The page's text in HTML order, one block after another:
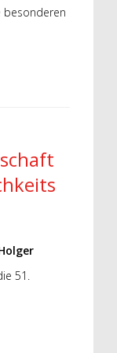
besonderen
51.